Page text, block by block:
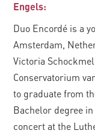
Engels:
Duo Encordé is a
Amsterdam,
Victoria
Conservatorium
to graduate from
Bachelor degree
concert at the